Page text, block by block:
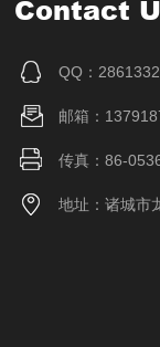
Contact
QQ：
邮箱：
传真：86-
地址：诸城市